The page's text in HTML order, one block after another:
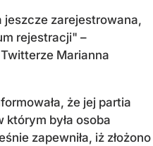
jeszcze zarejestrowana,
rejestracji" –
Marianna
że jej partia
którym była osoba
zapewniła, iż złożono